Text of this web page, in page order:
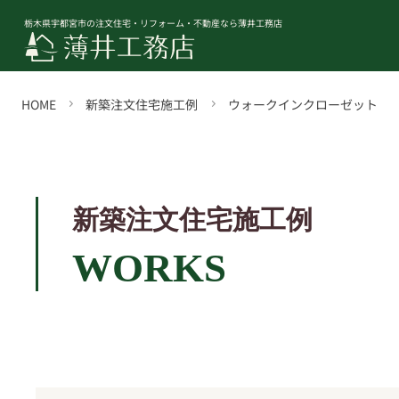
栃木県宇都宮市の注文住宅・リフォーム・不動産なら薄井工務店
HOME 新築注文住宅施工例 ウォークインクローゼット
新築注文住宅施工例
WORKS